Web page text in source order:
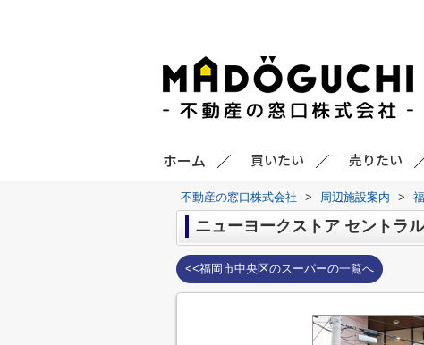
ホーム 買いたい 売りたい
不動産の窓口株式会社 > 周辺施設案内 >
ニューヨークストア セントラ
<<福岡市中央区のスーパーの一覧へ